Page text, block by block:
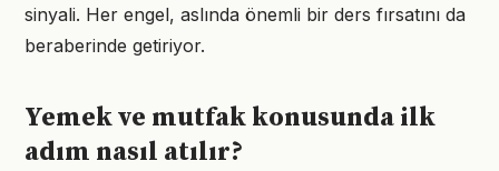
sinyali. Her engel, aslında önemli bir ders fırsatını da
beraberinde getiriyor.
Yemek ve mutfak konusunda ilk
adım nasıl atılır?